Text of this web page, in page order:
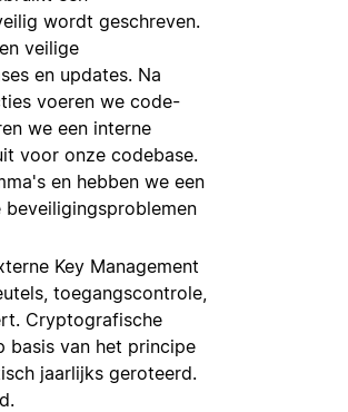
wordt geschreven.
veilige
en updates. Na
voeren we code-
we een interne
voor onze codebase.
en hebben we een
Key Management
toegangscontrole,
Cryptografische
basis van het principe
jaarlijks geroteerd.